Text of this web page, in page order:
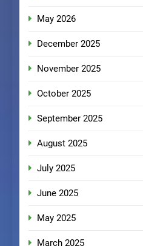
May 2026
December 2025
November 2025
October 2025
September 2025
August 2025
July 2025
June 2025
May 2025
March 2025